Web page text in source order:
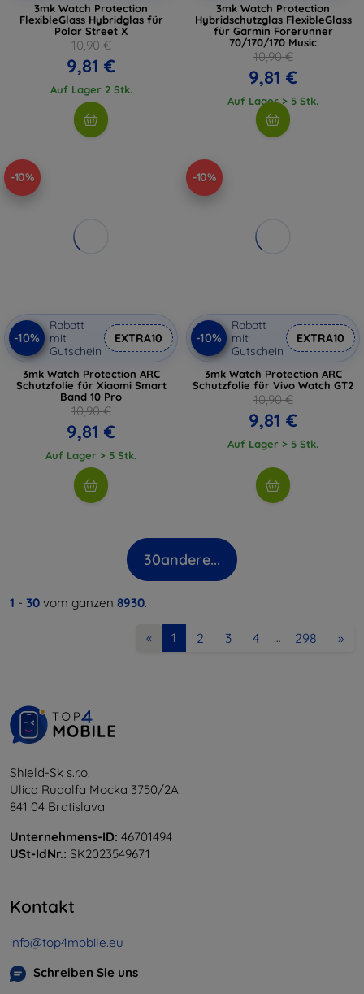
3mk Watch Protection
FlexibleGlass Hybridglas für
Polar Street X
10,90 €
9,81 €
Auf Lager 2 Stk.
3mk Watch Protection
Hybridschutzglas FlexibleGlass
für Garmin Forerunner
70/170/170 Music
10,90 €
9,81 €
Auf Lager > 5 Stk.
-10%
-10%
Rabatt
mit
Gutschein
EXTRA10
3mk Watch Protection ARC
Schutzfolie für Xiaomi Smart
Band 10 Pro
10,90 €
9,81 €
Auf Lager > 5 Stk.
-10%
-10%
Rabatt
mit
Gutschein
EXTRA10
3mk Watch Protection ARC
Schutzfolie für Vivo Watch GT2
10,90 €
9,81 €
Auf Lager > 5 Stk.
30andere...
1 - 30 vom ganzen 8930.
« 1 2 3 4 … 298 »
Shield-Sk s.r.o.
Ulica Rudolfa Mocka 3750/2A
841 04 Bratislava
Unternehmens-ID: 46701494
USt-IdNr.: SK2023549671
Kontakt
info@top4mobile.eu
Schreiben Sie uns